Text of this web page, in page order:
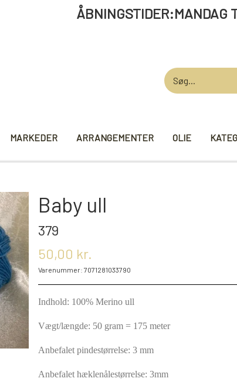
TIL
MARKEDER ARRANGEMENTER OLIE
GARN
VIKINGEGARN
MAYFLOWER
NAVIA GARN
LANA GROSSA
ISLANDSK GARN FRA ISTEX
Baby ull
379
50,00 kr.
Varenummer: 7071281033790
Indhold: 100% Merino ull
Vægt/længde: 50 gram = 175 meter
Anbefalet pindestørrelse: 3 mm
Anbefalet hæklenålestørrelse: 3mm